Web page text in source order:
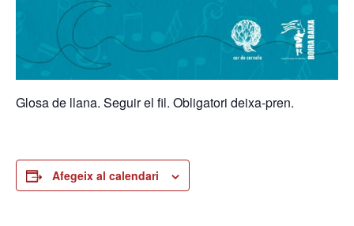
Glosa de llana. Seguir el fil. Obligatori deixa-pren.
Afegeix al calendari